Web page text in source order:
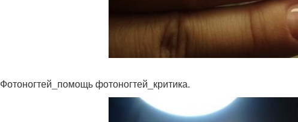
Фотоногтей_помощь фотоногтей_критика.